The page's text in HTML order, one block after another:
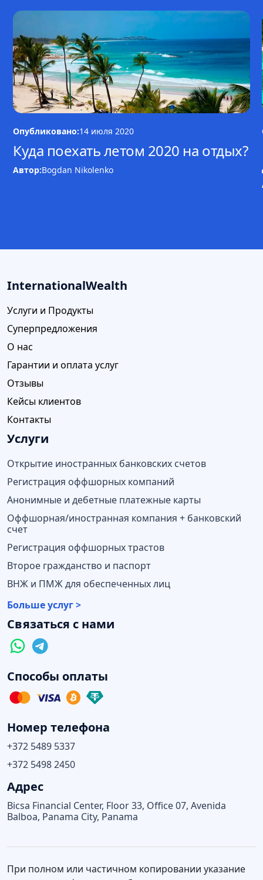
Опубликовано:14 июля 2020
Куда поехать летом 2020 на отдых?
Автор:Bogdan Nikolenko
InternationalWealth
Услуги и Продукты
Суперпредложения
О нас
Гарантии и оплата услуг
Отзывы
Кейсы клиентов
Контакты
Услуги
Открытие иностранных банковских счетов
Регистрация оффшорных компаний
Анонимные и дебетные платежные карты
Оффшорная/иностранная компания + банковский
счет
Регистрация оффшорных трастов
Второе гражданство и паспорт
ВНЖ и ПМЖ для обеспеченных лиц
Больше услуг >
Связаться с нами
Способы оплаты
Номер телефона
+372 5489 5337
+372 5498 2450
Адрес
Bicsa Financial Center, Floor 33, Office 07, Avenida
Balboa, Panama City, Panama
При полном или частичном копировании указание